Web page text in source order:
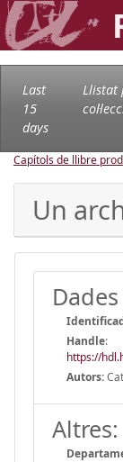
Last
15
days
Llistat
Capítols de llibre
Un
Handle:
https://
Autors:
Altres: